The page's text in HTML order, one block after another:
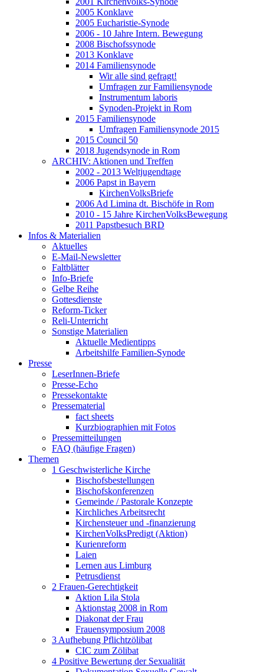
2005 Konklave
2005 Eucharistie-Synode
2006 - 10 Jahre Intern. Bewegung
2008 Bischofssynode
2013 Konklave
2014 Familiensynode
Wir alle sind gefragt!
Umfragen zur Familiensynode
Instrumentum laboris
Synoden-Projekt in Rom
2015 Familiensynode
Umfragen Familiensynode 2015
2015 Council 50
2018 Jugendsynode in Rom
ARCHIV: Aktionen und Treffen
2002 - 2013 Weltjugendtage
2006 Papst in Bayern
KirchenVolksBriefe
2006 Ad Limina dt. Bischöfe in Rom
2010 - 15 Jahre KirchenVolksBewegung
2011 Papstbesuch BRD
Infos & Materialien
Aktuelles
E-Mail-Newsletter
Faltblätter
Info-Briefe
Gelbe Reihe
Gottesdienste
Reform-Ticker
Reli-Unterricht
Sonstige Materialien
Aktuelle Medientipps
Arbeitshilfe Familien-Synode
Presse
LeserInnen-Briefe
Presse-Echo
Pressekontakte
Pressematerial
fact sheets
Kurzbiographien mit Fotos
Pressemitteilungen
FAQ (häufige Fragen)
Themen
1 Geschwisterliche Kirche
Bischofsbestellungen
Bischofskonferenzen
Gemeinde / Pastorale Konzepte
Kirchliches Arbeitsrecht
Kirchensteuer und -finanzierung
KirchenVolksPredigt (Aktion)
Kurienreform
Laien
Lernen aus Limburg
Petrusdienst
2 Frauen-Gerechtigkeit
Aktion Lila Stola
Aktionstag 2008 in Rom
Diakonat der Frau
Frauensymposium 2008
3 Aufhebung Pflichtzölibat
CIC zum Zölibat
4 Positive Bewertung der Sexualität